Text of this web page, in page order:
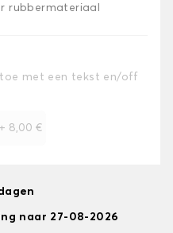
rubbermateriaal
met een tekst en/off
+ 8,00 €
naar 27-08-2026